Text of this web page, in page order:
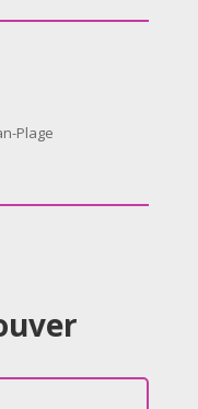
Plage